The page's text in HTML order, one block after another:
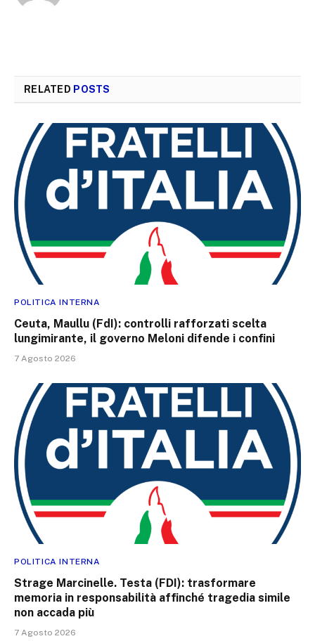
RELATED POSTS
POLITICA INTERNA
Ceuta, Maullu (FdI): controlli rafforzati scelta
lungimirante, il governo Meloni difende i confini
7 Agosto 2026
POLITICA INTERNA
Strage Marcinelle. Testa (FDI): trasformare
memoria in responsabilità affinché tragedia simile
non accada più
7 Agosto 2026